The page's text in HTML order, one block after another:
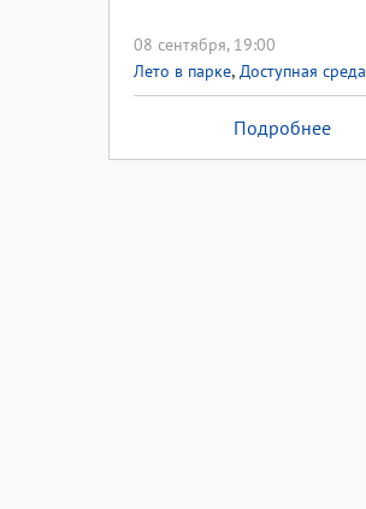
08 сентября, 19:00
Лето в парке, Доступная среда
Подробнее